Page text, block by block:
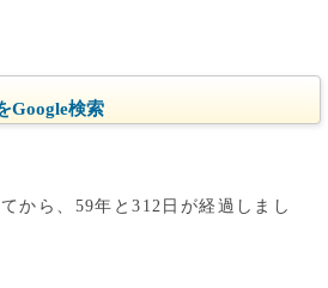
Google検索
から、59年と312日が経過しまし